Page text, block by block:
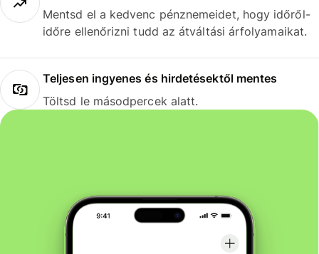
Mentsd el a kedvenc pénznemeidet, hogy időről-
időre ellenőrizni tudd az átváltási árfolyamaikat.
Teljesen ingyenes és hirdetésektől mentes
Töltsd le másodpercek alatt.